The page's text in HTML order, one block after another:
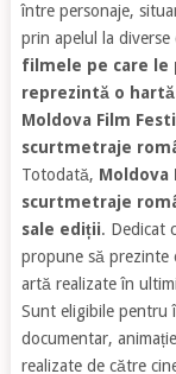
între personaje,
prin apelul la diverse
filmele pe care le
reprezintă o
Moldova Film
scurtmetraje
Totodată, Moldova
scurtmetraje
sale ediții. Dedicat
propune să prezinte
artă realizate în
Sunt eligibile pentru
documentar,
realizate de către